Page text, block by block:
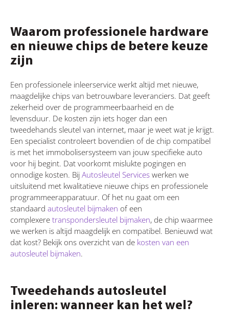
Waarom professionele hardware
en nieuwe chips de betere keuze
zijn
Een professionele inleerservice werkt altijd met nieuwe,
maagdelijke chips van betrouwbare leveranciers. Dat geeft
zekerheid over de programmeerbaarheid en de
levensduur. De kosten zijn iets hoger dan een
tweedehands sleutel van internet, maar je weet wat je krijgt.
Een specialist controleert bovendien of de chip compatibel
is met het immobolisersysteem van jouw specifieke auto
voor hij begint. Dat voorkomt mislukte pogingen en
onnodige kosten. Bij Autosleutel Services werken we
uitsluitend met kwalitatieve nieuwe chips en professionele
programmeerapparatuur. Of het nu gaat om een
standaard autosleutel bijmaken of een
complexere transpondersleutel bijmaken, de chip waarmee
we werken is altijd maagdelijk en compatibel. Benieuwd wat
dat kost? Bekijk ons overzicht van de kosten van een
autosleutel bijmaken.
Tweedehands autosleutel
inleren: wanneer kan het wel?